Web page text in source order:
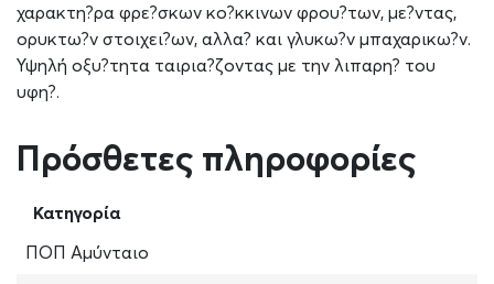
χαρακτη?ρα φρε?σκων κο?κκινων φρου?των, με?ντας,
ορυκτω?ν στοιχει?ων, αλλα? και γλυκω?ν μπαχαρικω?ν.
Υψηλή οξυ?τητα ταιρια?ζοντας με την λιπαρη? του
υφη?.
Πρόσθετες πληροφορίες
Κατηγορία
ΠΟΠ Αμύνταιο